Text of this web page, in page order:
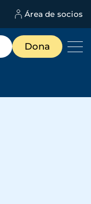
Área de socios
Dona